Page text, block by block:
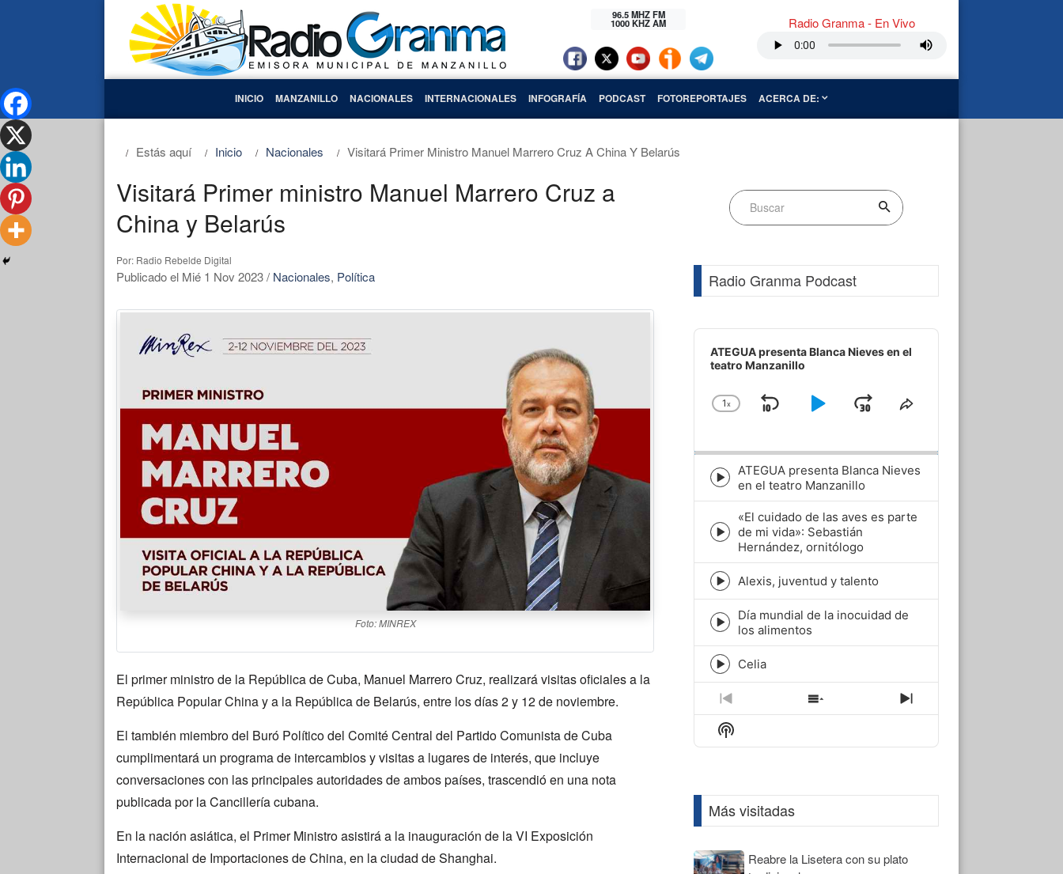
96.5 MHZ FM
1000 KHZ AM Radio Granma - En Vivo
INICIO MANZANILLO NACIONALES INTERNACIONALES INFOGRAFÍA PODCAST FOTOREPORTAJES ACERCA DE:
Estás aquí Inicio Nacionales Visitará Primer Ministro Manuel Marrero Cruz A China Y Belarús
Visitará Primer ministro Manuel Marrero Cruz a
China y Belarús
Por: Radio Rebelde Digital
Publicado el Mié 1 Nov 2023/ Nacionales, Política
Foto: MINREX
El primer ministro de la República de Cuba, Manuel Marrero Cruz, realizará visitas oficiales a la
República Popular China y a la República de Belarús, entre los días 2 y 12 de noviembre.
El también miembro del Buró Político del Comité Central del Partido Comunista de Cuba
cumplimentará un programa de intercambios y visitas a lugares de interés, que incluye
conversaciones con las principales autoridades de ambos países, trascendió en una nota
publicada por la Cancillería cubana.
En la nación asiática, el Primer Ministro asistirá a la inauguración de la VI Exposición
Internacional de Importaciones de China, en la ciudad de Shanghai.
Radio Granma Podcast
Audio
Player
ATEGUA presenta Blanca Nieves en el
teatro Manzanillo
Change
1x
SkipPlayJumpShare
Episode
play
icon
ATEGUA presenta Blanca Nieves
en el teatro Manzanillo
Episode
play
icon
«El cuidado de las aves es parte
de mi vida»: Sebastián
Hernández, ornitólogo
Episode
play
icon
Alexis, juventud y talento
Episode
play
icon
Día mundial de la inocuidad de
los alimentos
Episode
play
icon
Celia
Previous
Episode
Show
Episodes
Next
Episode
Show
Podcast
Más visitadas
Reabre la Lisetera con su plato